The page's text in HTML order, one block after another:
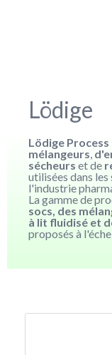
Lödige
Lödige
mélangeurs
sécheurs et de
utilisées dans les
l'industrie
La gamme de
socs, des
à lit fluidisé et
proposés à